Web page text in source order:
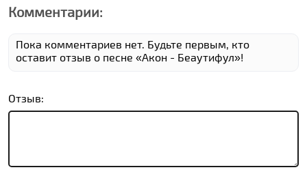
Комментарии:
Пока комментариев нет. Будьте первым, кто
оставит отзыв о песне «Акон - Беаутифул»!
Отзыв: